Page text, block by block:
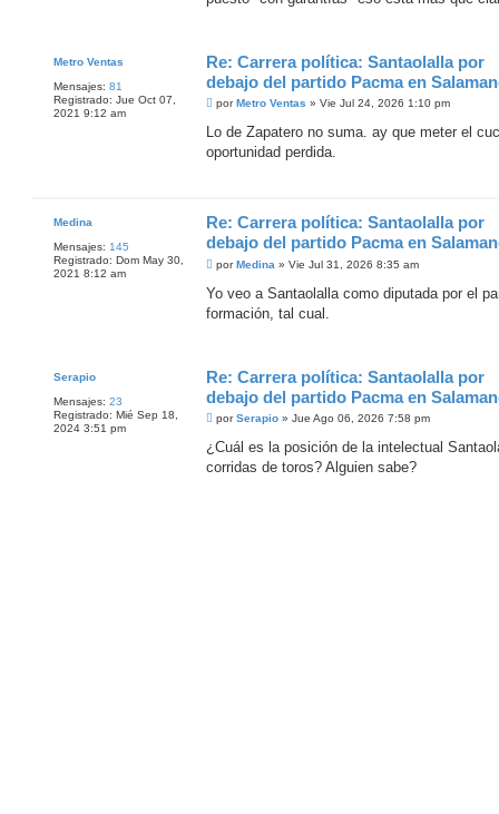
Metro Ventas
Mensajes: 81
Registrado: Jue Oct 07,
2021 9:12 am
Re: Carrera política: Santaolalla por
debajo del partido Pacma en
M
n
a
porMetro Ventas » Vie Jul 24, 2026 1:10 pm
Lo de Zapatero no suma. ay que meter el
oportunidad perdida.
Medina
Mensajes: 145
Registrado: Dom May 30,
2021 8:12 am
Re: Carrera política: Santaolalla por
debajo del partido Pacma en
M
n
a
porMedina » Vie Jul 31, 2026 8:35 am
Yo veo a Santaolalla como diputada por el
formación, tal cual.
Serapio
Mensajes: 23
Registrado: Mié Sep 18,
2024 3:51 pm
Re: Carrera política: Santaolalla por
debajo del partido Pacma en
M
n
s
a
porSerapio» Jue Ago 06, 2026 7:58 pm
¿Cuál es la posición de la intelectual
corridas de toros? Alguien sabe?